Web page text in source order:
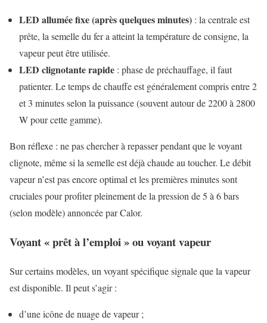
LED allumée fixe (après quelques minutes) : la centrale est
prête, la semelle du fer a atteint la température de consigne, la
vapeur peut être utilisée.
LED clignotante rapide : phase de préchauffage, il faut
patienter. Le temps de chauffe est généralement compris entre 2
et 3 minutes selon la puissance (souvent autour de 2200 à 2800
W pour cette gamme).
Bon réflexe : ne pas chercher à repasser pendant que le voyant
clignote, même si la semelle est déjà chaude au toucher. Le débit
vapeur n’est pas encore optimal et les premières minutes sont
cruciales pour profiter pleinement de la pression de 5 à 6 bars
(selon modèle) annoncée par Calor.
Voyant « prêt à l’emploi » ou voyant vapeur
Sur certains modèles, un voyant spécifique signale que la vapeur
est disponible. Il peut s’agir :
d’une icône de nuage de vapeur ;